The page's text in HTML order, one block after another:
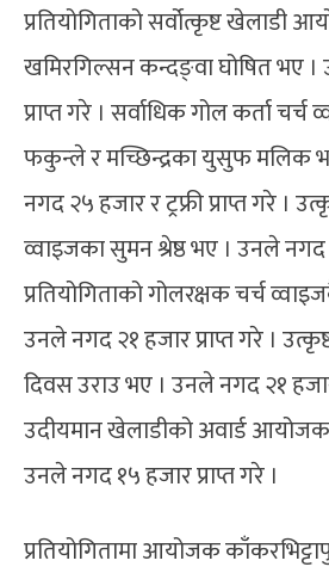
प्रतियोगिताको सर्वोत्कृष्ट खेलाडी
खमिरगिल्सन कन्दङ्वा घोषित भए
प्राप्त गरे । सर्वाधिक गोल कर्ता चर्च
फकुन्ले र मच्छिन्द्रका युसुफ मलिक
नगद २५ हजार र ट्रफ्री प्राप्त गरे ।
व्वाइजका सुमन श्रेष्ठ भए । उनले नगद
प्रतियोगिताको गोलरक्षक चर्च
उनले नगद २१ हजार प्राप्त गरे ।
दिवस उराउ भए । उनले नगद २१
उदीयमान खेलाडीको अवार्ड
उनले नगद १५ हजार प्राप्त गरे ।
प्रतियोगितामा आयोजक